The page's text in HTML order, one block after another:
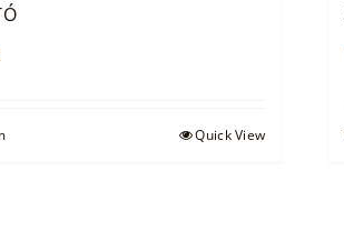
Quick View